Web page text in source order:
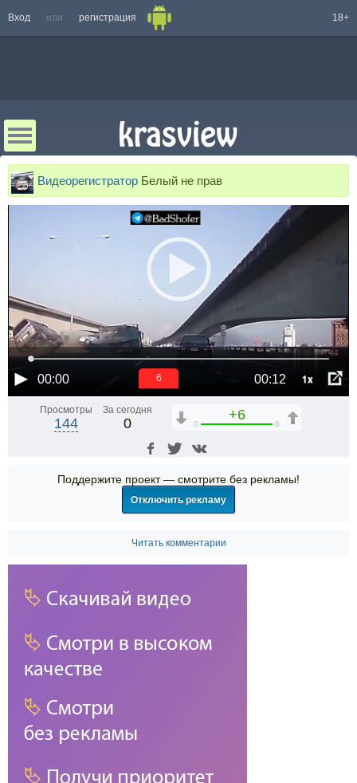
Вход или регистрация 18+
Видеорегистратор Белый не прав
00:00 00:12 1x
6
Просмотры
144
За сегодня
0
+6
0 6
Поддержите проект — смотрите без рекламы!
Отключить рекламу
Читать комментарии